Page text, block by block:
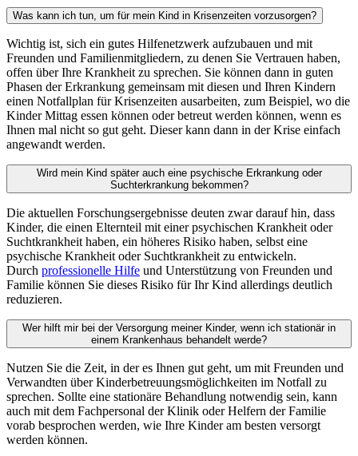
Was kann ich tun, um für mein Kind in Krisenzeiten vorzusorgen?
Wichtig ist, sich ein gutes Hilfenetzwerk aufzubauen und mit
Freunden und Familienmitgliedern, zu denen Sie Vertrauen haben,
offen über Ihre Krankheit zu sprechen. Sie können dann in guten
Phasen der Erkrankung gemeinsam mit diesen und Ihren Kindern
einen Notfallplan für Krisenzeiten ausarbeiten, zum Beispiel, wo die
Kinder Mittag essen können oder betreut werden können, wenn es
Ihnen mal nicht so gut geht. Dieser kann dann in der Krise einfach
angewandt werden.
Wird mein Kind später auch eine psychische Erkrankung oder
Suchterkrankung bekommen?
Die aktuellen Forschungsergebnisse deuten zwar darauf hin, dass
Kinder, die einen Elternteil mit einer psychischen Krankheit oder
Suchtkrankheit haben, ein höheres Risiko haben, selbst eine
psychische Krankheit oder Suchtkrankheit zu entwickeln.
Durch professionelle Hilfe und Unterstützung von Freunden und
Familie können Sie dieses Risiko für Ihr Kind allerdings deutlich
reduzieren.
Wer hilft mir bei der Versorgung meiner Kinder, wenn ich stationär in
einem Krankenhaus behandelt werde?
Nutzen Sie die Zeit, in der es Ihnen gut geht, um mit Freunden und
Verwandten über Kinderbetreuungsmöglichkeiten im Notfall zu
sprechen. Sollte eine stationäre Behandlung notwendig sein, kann
auch mit dem Fachpersonal der Klinik oder Helfern der Familie
vorab besprochen werden, wie Ihre Kinder am besten versorgt
werden können.